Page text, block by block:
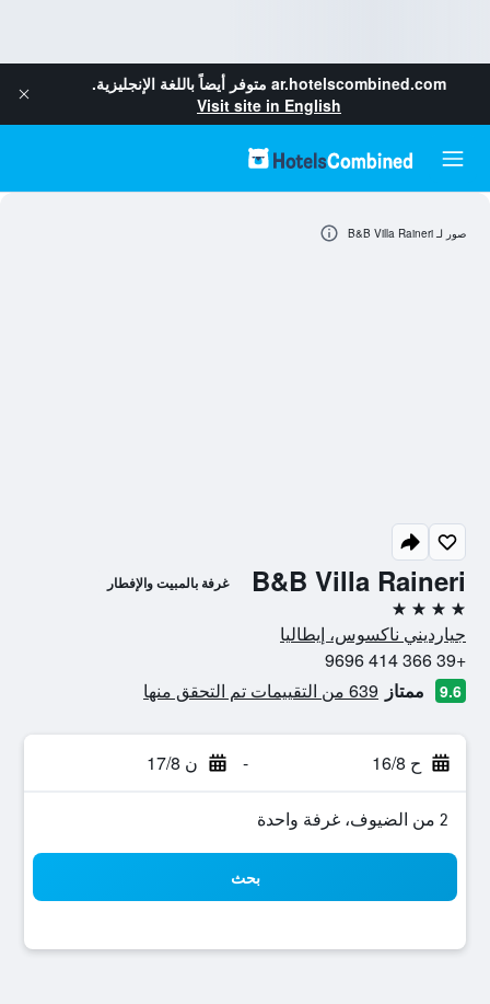
ar.hotelscombined.com متوفر أيضاً باللغة الإنجليزية.
Visit site in English
B&B Villa Raineri غرفة بالمبيت والإفطار
4 نجوم
جيارديني ناكسوس، إيطاليا
+39 366 414 9696
9.6 ممتاز 639 من التقييمات تم التحقق منها
ح 16/8 - ن 17/8
2 من الضيوف، غرفة واحدة
بحث
صور لـ B&B Villa Raineri